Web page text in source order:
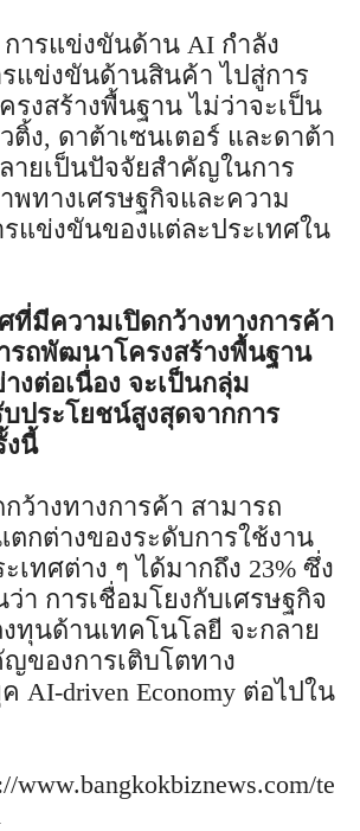
ารแข่งขันด้าน AI กำลัง
แข่งขันด้านสินค้า ไปสู่การ
งสร้างพื้นฐาน ไม่ว่าจะเป็น
ง, ดาต้าเซนเตอร์ และดาต้า
ายเป็นปัจจัยสำคัญในการ
พทางเศรษฐกิจและความ
แข่งขันของแต่ละประเทศใน
ที่มีความเปิดกว้างทางการค้า
รถพัฒนาโครงสร้างพื้นฐาน
งต่อเนื่อง จะเป็นกลุ่ม
ประโยชน์สูงสุดจากการ
งนี้
ว้างทางการค้า สามารถ
กต่างของระดับการใช้งาน
เทศต่าง ๆ ได้มากถึง 23% ซึ่ง
า การเชื่อมโยงกับเศรษฐกิจ
ทุนด้านเทคโนโลยี จะกลาย
ของการเติบโตทาง
AI-driven Economy ต่อไปใน
www.bangkokbiznews.com/te